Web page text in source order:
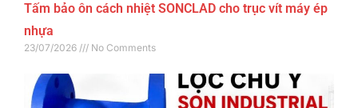
Tấm bảo ôn cách nhiệt SONCLAD cho trục vít máy ép
nhựa
23/07/2026 No Comments